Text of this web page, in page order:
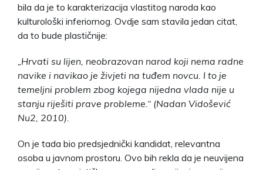
bila da je to karakterizacija vlastitog naroda kao
kulturološki inferiornog. Ovdje sam stavila jedan citat,
da to bude plastičnije:
Hrvati su lijen, neobrazovan narod koji nema radne
navike i navikao je živjeti na tuđem novcu. I to je
temeljni problem zbog kojega nijedna vlada nije u
stanju riješiti prave probleme.“ (Nadan Vidošević
Nu2, 2010)
On je tada bio predsjednički kandidat, relevantna
osoba u javnom prostoru. Ovo bih rekla da je neuvijena